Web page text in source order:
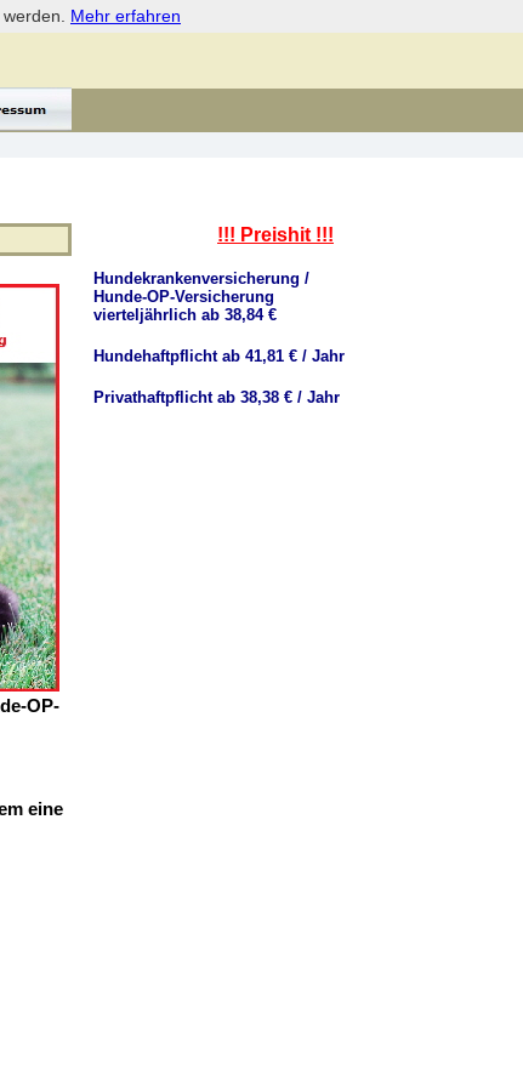
Mehr erfahren
OP-
eine
!!! Preishit !!!
Hundekrankenversicherung /
Hunde-OP-Versicherung
vierteljährlich ab 38,84 €
Hundehaftpflicht ab 41,81 € / Jahr
Privathaftpflicht ab 38,38 € / Jahr